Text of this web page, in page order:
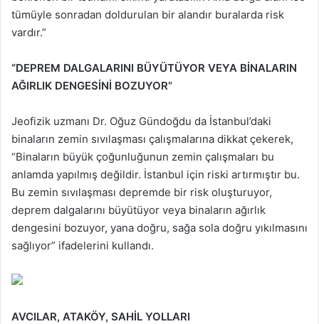
tümüyle sonradan doldurulan bir alandır buralarda risk
vardır.”
“DEPREM DALGALARINI BÜYÜTÜYOR VEYA BİNALARIN
AĞIRLIK DENGESİNİ BOZUYOR”
Jeofizik uzmanı Dr. Oğuz Gündoğdu da İstanbul’daki
binaların zemin sıvılaşması çalışmalarına dikkat çekerek,
“Binaların büyük çoğunluğunun zemin çalışmaları bu
anlamda yapılmış değildir. İstanbul için riski artırmıştır bu.
Bu zemin sıvılaşması depremde bir risk oluşturuyor,
deprem dalgalarını büyütüyor veya binaların ağırlık
dengesini bozuyor, yana doğru, sağa sola doğru yıkılmasını
sağlıyor” ifadelerini kullandı.
AVCILAR, ATAKÖY, SAHİL YOLLARI